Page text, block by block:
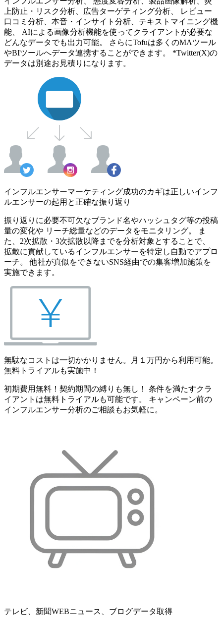
上防止・リスク分析、広告ターゲティング分析、 レビュー
口コミ分析、本音・インサイト分析、テキストマイニング機
能、 AIによる画像分析機能を使ってクライアントが必要な
どんなデータでも出力可能。 さらにTofuは多くのMAツール
やBIツールへデータ連携することができます。 *Twitter(X)の
データは別途お見積りになります。
インフルエンサーマーケティング成功のカギは正しいインフ
ルエンサーの起用と正確な振り返り
振り返りに必要不可欠なブランド名やハッシュタグ等の投稿
量の変化や リーチ総量などのデータをモニタリング。 ま
た、2次拡散・3次拡散以降までを分析対象とすることで、
拡散に貢献しているインフルエンサーを特定し自動でアプロ
ーチ。 他社が真似をできないSNS経由での集客増加施策を
実施できます。
無駄なコストは一切かかりません。月１万円から利用可能。
無料トライアルも実施中！
初期費用無料！契約期間の縛りも無し！ 条件を満たすクラ
イアントは無料トライアルも可能です。 キャンペーン前の
インフルエンサー分析のご相談もお気軽に。
テレビ、新聞WEBニュース、ブログデータ取得